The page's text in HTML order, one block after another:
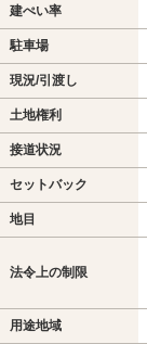
建ぺい率
駐車場
現況/引渡し
土地権利
接道状況
セットバック
地目
法令上の制限
用途地域